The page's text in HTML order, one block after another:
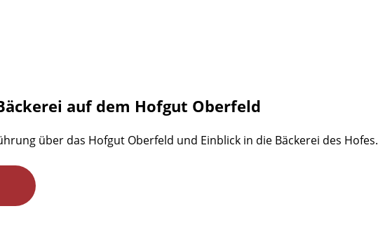
auf dem Hofgut Oberfeld
über das Hofgut Oberfeld und Einblick in die Bäckerei des Hofes.